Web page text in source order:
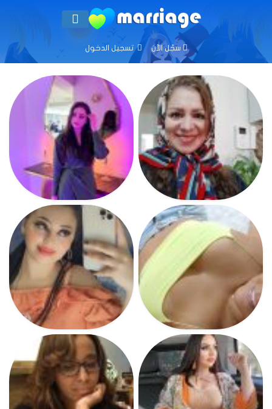
سجّل الآن تسجيل الدخول